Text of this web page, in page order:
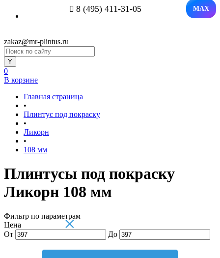
8 (495) 411-31-05 MAX
zakaz@mr-plintus.ru
0
В корзине
Главная страница
•
Плинтус под покраску
•
Ликорн
•
108 мм
Плинтусы под покраску
Ликорн 108 мм
Фильтр по параметрам
×
Цена
От
До